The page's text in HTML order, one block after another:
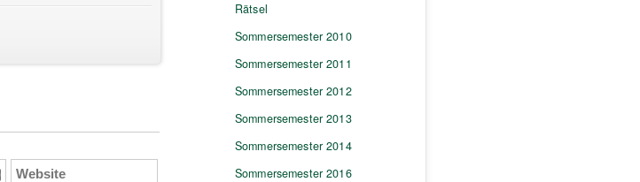
Website
Rätsel
Sommersemester 2010
Sommersemester 2011
Sommersemester 2012
Sommersemester 2013
Sommersemester 2014
Sommersemester 2016